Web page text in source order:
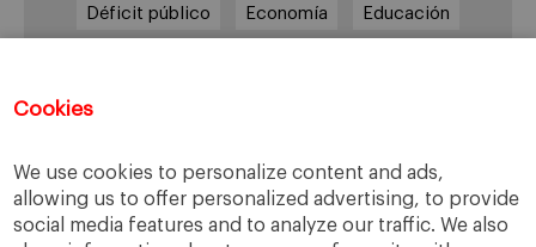
Cookies
We use cookies to personalize content and ads,
allowing us to offer personalized advertising, to provide
social media features and to analyze our traffic. We also
Déficit público Economía Educación
Política Recesión Recuperación
Reforma laboral Reformas responsabilidad